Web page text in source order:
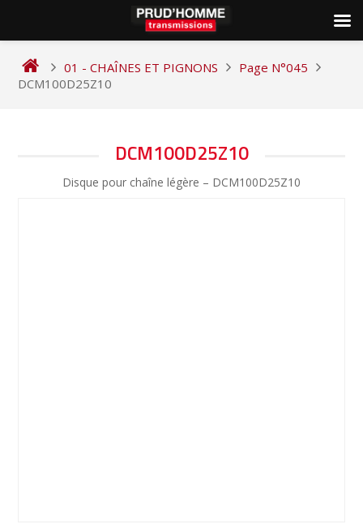
content
01 - CHAÎNES ET PIGNONS
Page N°045
DCM100D25Z10
DCM100D25Z10
Disque pour chaîne légère – DCM100D25Z10